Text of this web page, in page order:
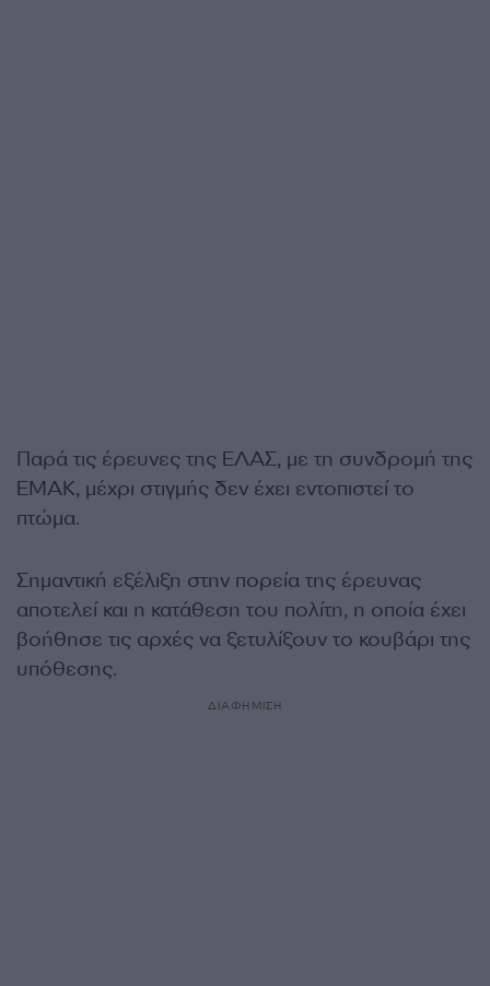
Παρά τις έρευνες της ΕΛΑΣ, με τη συνδρομή της
ΕΜΑΚ, μέχρι στιγμής δεν έχει εντοπιστεί το
πτώμα.
Σημαντική εξέλιξη στην πορεία της έρευνας
αποτελεί και η κατάθεση του πολίτη, η οποία έχει
βοήθησε τις αρχές να ξετυλίξουν το κουβάρι της
υπόθεσης.
ΔΙΑΦΗΜΙΣΗ